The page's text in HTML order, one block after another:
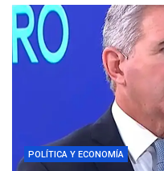
POLÍTICA Y ECONOMÍA